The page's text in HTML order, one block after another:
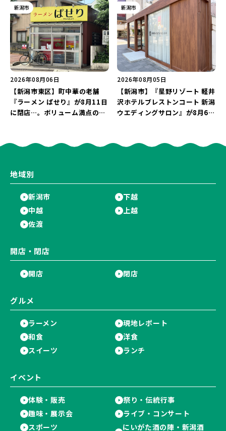
た「麻婆麺」を復刻♪
メニューや漆喰アートを楽しも
う♪
新潟市
2026年08月06日
【新潟市東区】町中華の老舗
『ラーメン ぱせり』が8月11日
に閉店…。ボリューム満点の名
新潟市
2026年08月05日
【新潟市】『星野リゾート 軽井
沢ホテルブレストンコート 新潟
ウエディングサロン』が8月6日
地域別
新潟市
下越
中越
上越
佐渡
開店・閉店
開店 閉店
グルメ
ラーメン
現地レポート
和食
洋食
スイーツ
ランチ
イベント
体験・販売
祭り・伝統行事
趣味・展示会
ライブ・コンサート
スポーツ
にいがた酒の陣・新潟酒